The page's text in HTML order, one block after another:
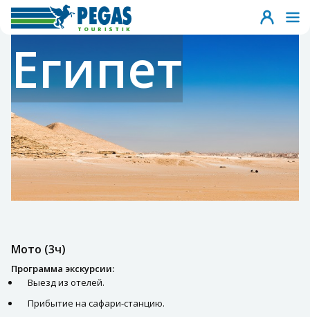
Египет
Мото (3ч)
Программа экскурсии:
Выезд из отелей.
Прибытие на сафари-станцию.